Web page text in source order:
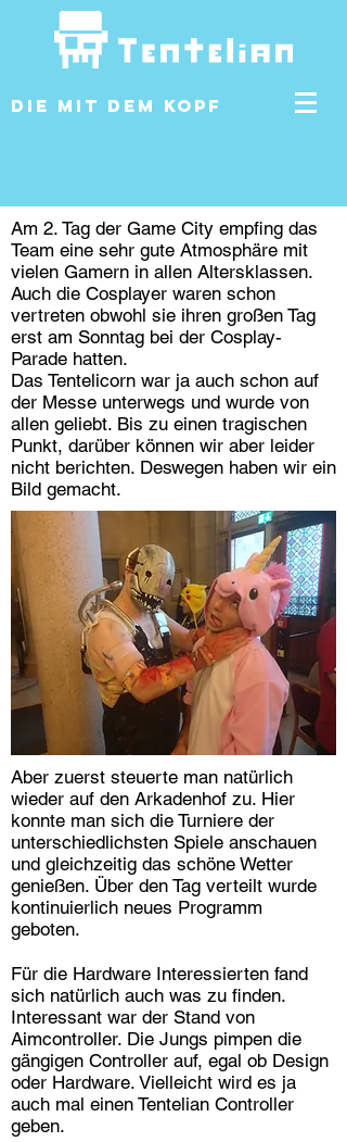
DIE MIT DEM KOPF
Am 2. Tag der Game City empfing das
Team eine sehr gute Atmosphäre mit
vielen Gamern in allen Altersklassen.
Auch die Cosplayer waren schon
vertreten obwohl sie ihren großen Tag
erst am Sonntag bei der Cosplay-
Parade hatten.
Das Tentelicorn war ja auch schon auf
der Messe unterwegs und wurde von
allen geliebt. Bis zu einen tragischen
Punkt, darüber können wir aber leider
nicht berichten. Deswegen haben wir ein
Bild gemacht.
Aber zuerst steuerte man natürlich
wieder auf den Arkadenhof zu. Hier
konnte man sich die Turniere der
unterschiedlichsten Spiele anschauen
und gleichzeitig das schöne Wetter
genießen. Über den Tag verteilt wurde
kontinuierlich neues Programm
geboten.
Für die Hardware Interessierten fand
sich natürlich auch was zu finden.
Interessant war der Stand von
Aimcontroller. Die Jungs pimpen die
gängigen Controller auf, egal ob Design
oder Hardware. Vielleicht wird es ja
auch mal einen Tentelian Controller
geben.